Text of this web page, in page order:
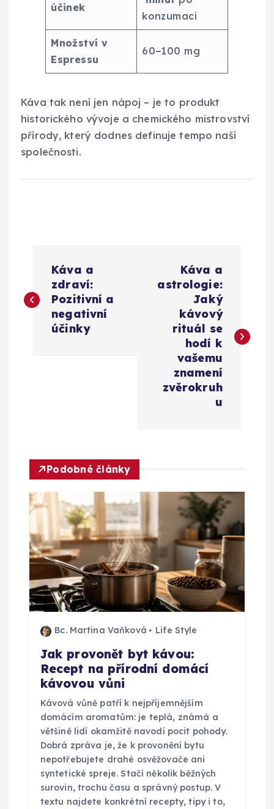
účinek
konzumaci
Množství v
Espressu
60−100 mg
Káva tak není jen nápoj – je to produkt
historického vývoje a chemického mistrovství
přírody, který dodnes definuje tempo naší
společnosti.
a
e
p
r
o
p
ř
Káva a
zdraví:
Pozitivní a
negativní
účinky
Káva a
astrologie:
Jaký
kávový
rituál se
hodí k
vašemu
znamení
zvěrokruh
u
Podobné články
Bc. Martina Vaňková Life Style
Jak provonět byt kávou:
Recept na přírodní domácí
kávovou vůni
Kávová vůně patří k nejpříjemnějším
domácím aromatům: je teplá, známá a
většině lidí okamžitě navodí pocit pohody.
Dobrá zpráva je, že k provonění bytu
nepotřebujete drahé osvěžovače ani
syntetické spreje. Stačí několik běžných
surovin, trochu času a správný postup. V
textu najdete konkrétní recepty, tipy i to,